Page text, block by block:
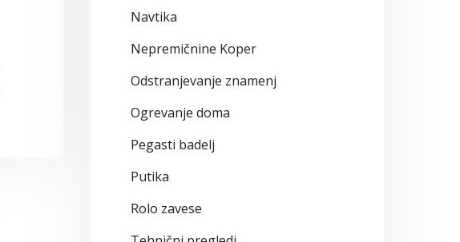
Navtika
Nepremičnine Koper
Odstranjevanje znamenj
Ogrevanje doma
Pegasti badelj
Putika
Rolo zavese